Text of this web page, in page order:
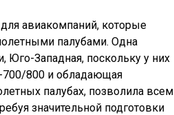
авиакомпаний, которые
палубами. Одна
Юго-Западная, поскольку у них
800 и обладающая
палубах, позволила всем
значительной подготовки